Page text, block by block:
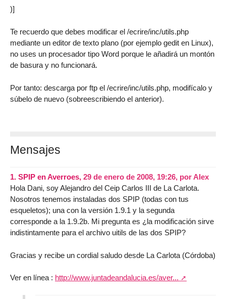
)]
Te recuerdo que debes modificar el /ecrire/inc/utils.php
mediante un editor de texto plano (por ejemplo gedit en Linux),
no uses un procesador tipo Word porque le añadirá un montón
de basura y no funcionará.
Por tanto: descarga por ftp el /ecrire/inc/utils.php, modifícalo y
súbelo de nuevo (sobreescribiendo el anterior).
Mensajes
1. SPIP en Averroes, 29 de enero de 2008, 19:26, porAlex
Hola Dani, soy Alejandro del Ceip Carlos III de La Carlota.
Nosotros tenemos instaladas dos SPIP (todas con tus
esqueletos); una con la versión 1.9.1 y la segunda
corresponde a la 1.9.2b. Mi pregunta es ¿la modificación sirve
indistintamente para el archivo uitils de las dos SPIP?
Gracias y recibe un cordial saludo desde La Carlota (Córdoba)
Ver en línea : http://www.juntadeandalucia.es/aver...